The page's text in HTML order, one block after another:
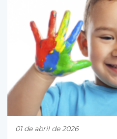
01 de abril de 2026